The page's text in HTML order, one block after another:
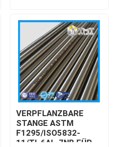
VERPFLANZBARE
STANGE ASTM
F1295/ISO5832-
11/TI-6AL-7NB FÜR